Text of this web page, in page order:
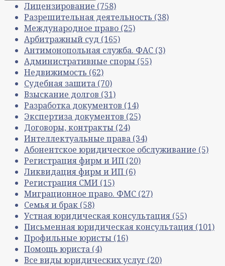
Лицензирование (758)
Разрешительная деятельность (38)
Международное право (25)
Арбитражный суд (165)
Антимонопольная служба. ФАС (3)
Административные споры (55)
Недвижимость (62)
Судебная защита (70)
Взыскание долгов (31)
Разработка документов (14)
Экспертиза документов (25)
Договоры, контракты (24)
Интеллектуальные права (34)
Абонентское юридическое обслуживание (5)
Регистрация фирм и ИП (20)
Ликвидация фирм и ИП (6)
Регистрация СМИ (15)
Миграционное право. ФМС (27)
Семья и брак (58)
Устная юридическая консультация (55)
Письменная юридическая консультация (101)
Профильные юристы (16)
Помощь юриста (4)
Все виды юридических услуг (20)